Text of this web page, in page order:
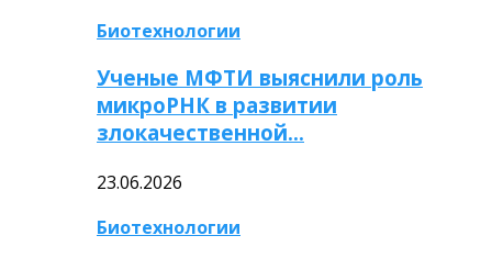
Биотехнологии
Ученые МФТИ выяснили роль
микроРНК в развитии
злокачественной…
23.06.2026
Биотехнологии